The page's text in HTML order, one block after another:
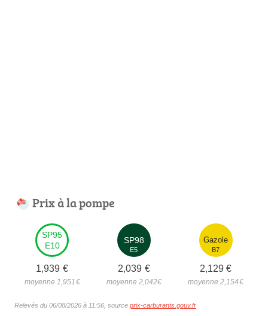
Prix à la pompe
SP95
E10
1,939 €
moyenne 1,951 €
SP98
E5
2,039 €
moyenne 2,042€
Gazole
B7
2,129 €
moyenne 2,154€
Relevés du 06/08/2026 à 11:56, source prix-carburants.gouv.fr